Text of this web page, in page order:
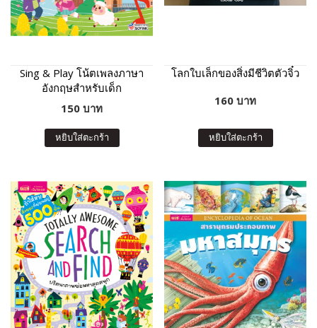
Sing & Play โน้ตเพลงภาษา
อังกฤษสำหรับเด็ก
150 บาท
หยิบใส่ตะกร้า
โลกใบเล็กของสิ่งมีชีวิตตัวจิ๋ว
160 บาท
หยิบใส่ตะกร้า